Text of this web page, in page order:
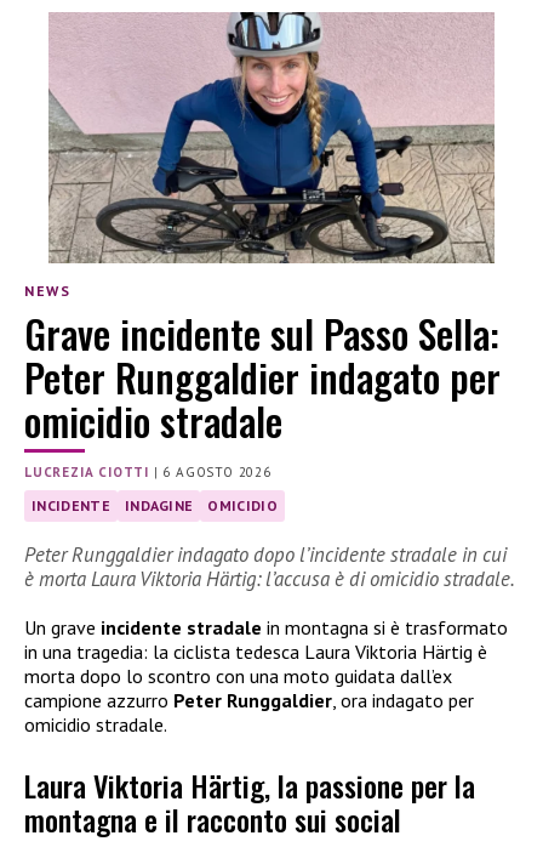
NEWS
Grave incidente sul Passo Sella:
Peter Runggaldier indagato per
omicidio stradale
LUCREZIA CIOTTI | 6 AGOSTO 2026
INCIDENTE INDAGINE OMICIDIO
Peter Runggaldier indagato dopo l’incidente stradale in cui
è morta Laura Viktoria Härtig: l’accusa è di omicidio stradale.
Un grave incidente stradale in montagna si è trasformato
in una tragedia: la ciclista tedesca Laura Viktoria Härtig è
morta dopo lo scontro con una moto guidata dall’ex
campione azzurro Peter Runggaldier , ora indagato per
omicidio stradale.
Laura Viktoria Härtig, la passione per la
montagna e il racconto sui social